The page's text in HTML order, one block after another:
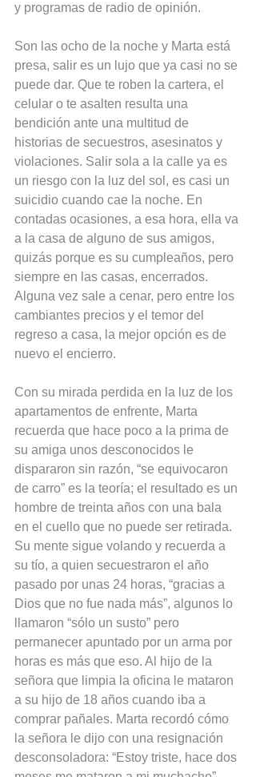
y programas de radio de opinión.
Son las ocho de la noche y Marta está
presa, salir es un lujo que ya casi no se
puede dar. Que te roben la cartera, el
celular o te asalten resulta una
bendición ante una multitud de
historias de secuestros, asesinatos y
violaciones. Salir sola a la calle ya es
un riesgo con la luz del sol, es casi un
suicidio cuando cae la noche. En
contadas ocasiones, a esa hora, ella va
a la casa de alguno de sus amigos,
quizás porque es su cumpleaños, pero
siempre en las casas, encerrados.
Alguna vez sale a cenar, pero entre los
cambiantes precios y el temor del
regreso a casa, la mejor opción es de
nuevo el encierro.
Con su mirada perdida en la luz de los
apartamentos de enfrente, Marta
recuerda que hace poco a la prima de
su amiga unos desconocidos le
dispararon sin razón, “se equivocaron
de carro” es la teoría; el resultado es un
hombre de treinta años con una bala
en el cuello que no puede ser retirada.
Su mente sigue volando y recuerda a
su tío, a quien secuestraron el año
pasado por unas 24 horas, “gracias a
Dios que no fue nada más”, algunos lo
llamaron “sólo un susto” pero
permanecer apuntado por un arma por
horas es más que eso. Al hijo de la
señora que limpia la oficina le mataron
a su hijo de 18 años cuando iba a
comprar pañales. Marta recordó cómo
la señora le dijo con una resignación
desconsoladora: “Estoy triste, hace dos